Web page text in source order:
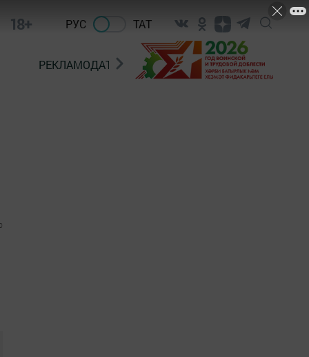
18+ РУС ТАТ
РЕКЛАМОДАТЕЛЯМ